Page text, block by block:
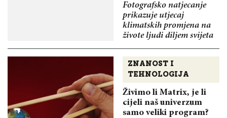
Fotografsko natjecanje
prikazuje utjecaj
klimatskih promjena na
živote ljudi diljem svijeta
ZNANOST I
TEHNOLOGIJA
Živimo li Matrix, je li
cijeli naš univerzum
samo veliki program?